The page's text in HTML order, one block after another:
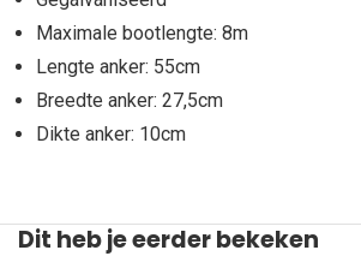
Maximale bootlengte: 8m
Lengte anker: 55cm
Breedte anker: 27,5cm
Dikte anker: 10cm
Dit heb je eerder bekeken